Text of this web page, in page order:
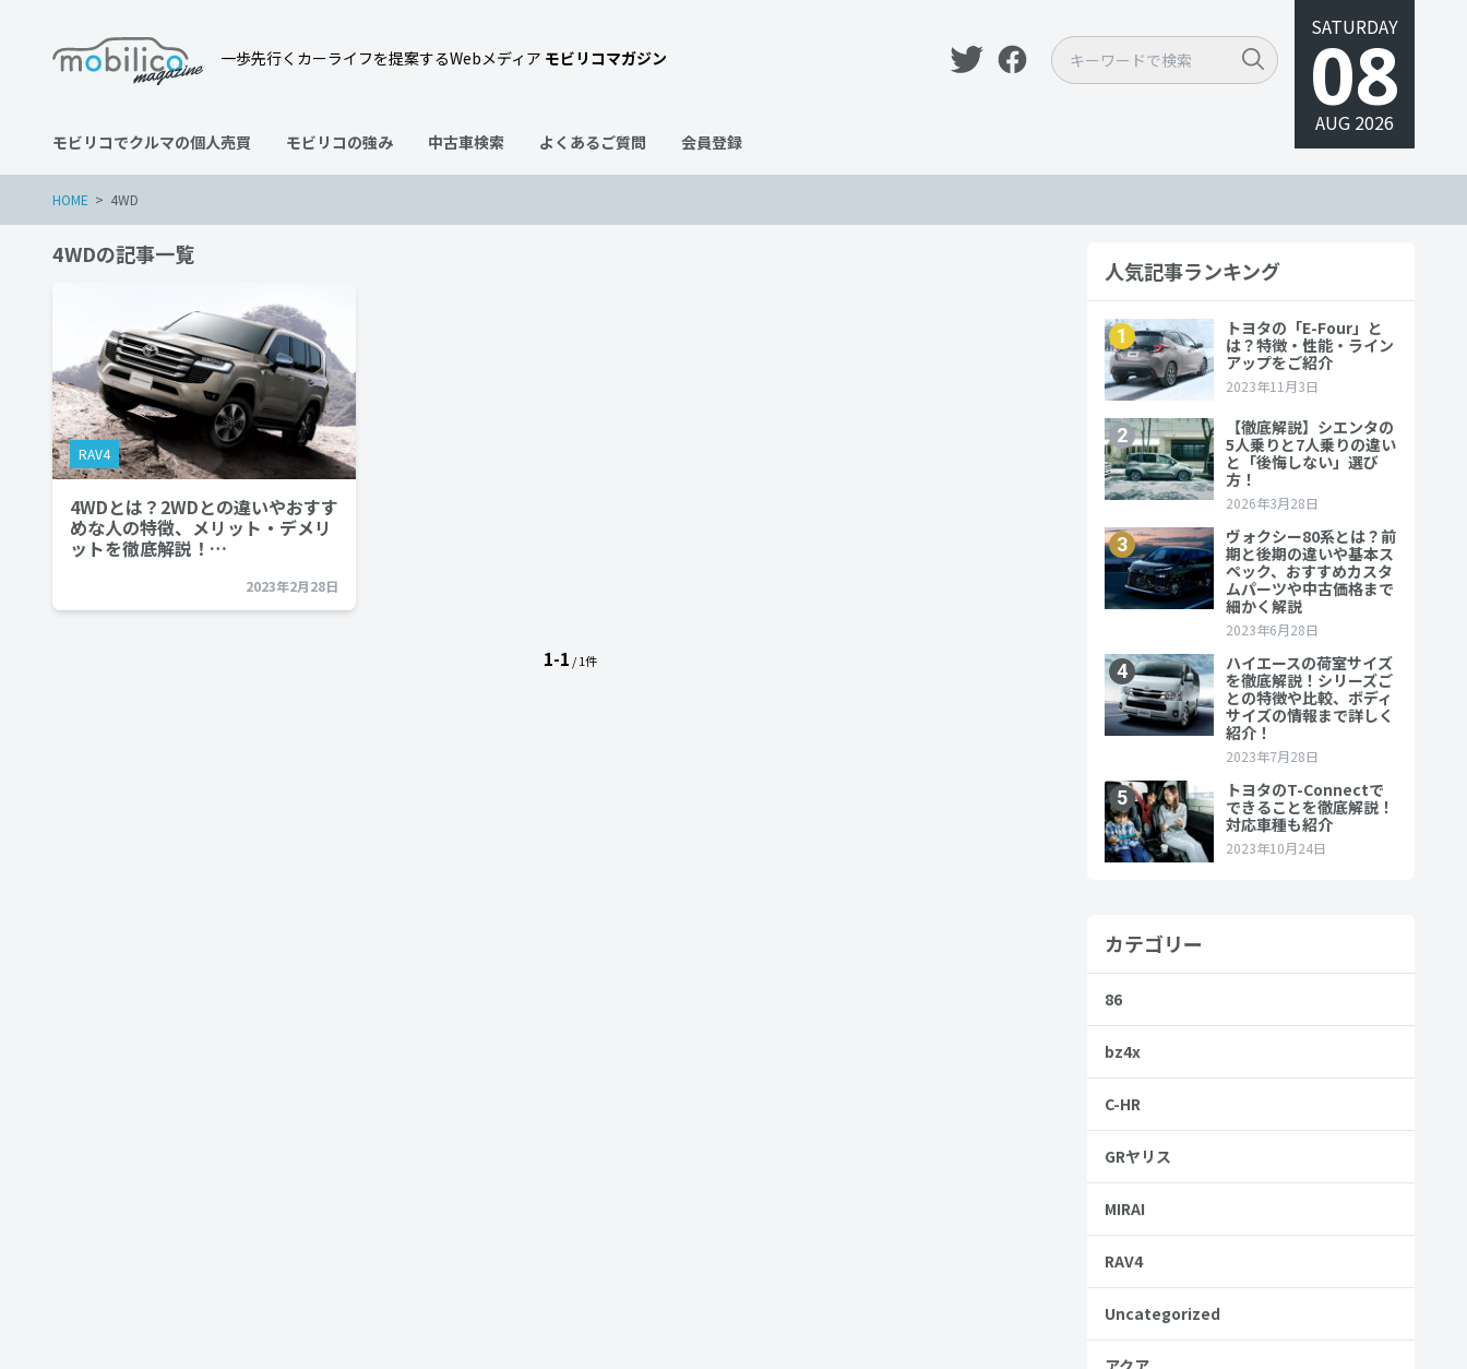
一歩先行くカーライフを提案するWebメディア モビリコマガジン
SATURDAY
08
AUG 2026
モビリコでクルマの個人売買 モビリコの強み 中古車検索 よくあるご質問 会員登録
HOME 4WD
4WDの記事一覧
RAV4
4WDとは？2WDとの違いやおすす
めな人の特徴、メリット・デメリ
ットを徹底解説！…
2023年2月28日
1-1 / 1件
人気記事ランキング
カテゴリー
86
bz4x
C-HR
GRヤリス
MIRAI
RAV4
Uncategorized